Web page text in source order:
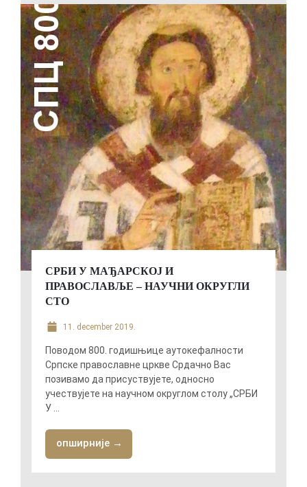
СРБИ У МАЂАРСКОЈ И
ПРАВОСЛАВЉЕ – НАУЧНИ ОКРУГЛИ
СТО
11. december 2019.
Поводом 800. годишњице аутокефалности
Српскe православне цркве Срдачно Вас
позивамо да присуствујете, односно
учествујете на научном округлом столу „СРБИ
У ...
опширније →